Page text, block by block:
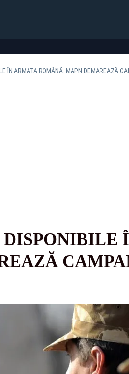
ÎN ARMATA ROMÂNĂ. MAPN DEMAREAZĂ
DISPONIBILE